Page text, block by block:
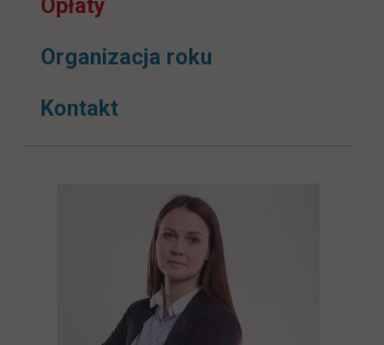
Opłaty
Organizacja roku
Kontakt